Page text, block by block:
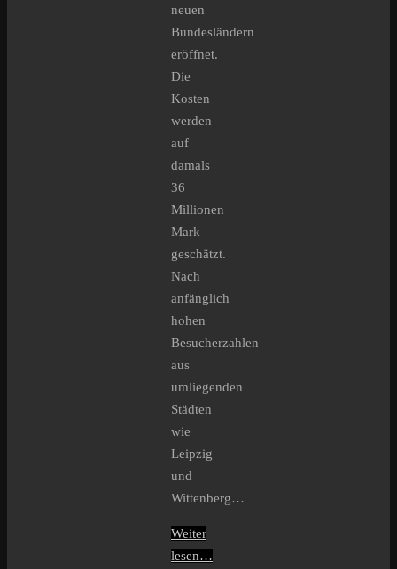
neuen
Bundesländern
eröffnet.
Die
Kosten
werden
auf
damals
36
Millionen
Mark
geschätzt.
Nach
anfänglich
hohen
Besucherzahlen
aus
umliegenden
Städten
wie
Leipzig
und
Wittenberg…
Weiter
lesen…